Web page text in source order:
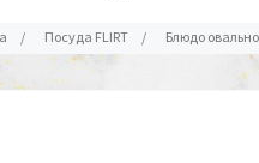
/ Посуда FLIRT / Блюдо